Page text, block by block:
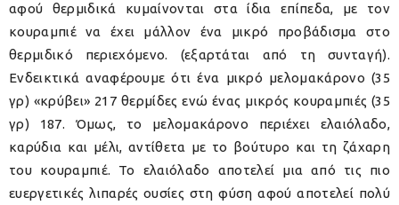
αφού θερμιδικά κυμαίνονται στα ίδια επίπεδα, με τον
κουραμπιέ να έχει μάλλον ένα μικρό προβάδισμα στο
θερμιδικό περιεχόμενο. (εξαρτάται από τη συνταγή).
Ενδεικτικά αναφέρουμε ότι ένα μικρό μελομακάρονο (35
γρ) «κρύβει» 217 θερμίδες ενώ ένας μικρός κουραμπιές (35
γρ) 187. Όμως, το μελομακάρονο περιέχει ελαιόλαδο,
καρύδια και μέλι, αντίθετα με το βούτυρο και τη ζάχαρη
του κουραμπιέ. Το ελαιόλαδο αποτελεί μια από τις πιο
ευεργετικές λιπαρές ουσίες στη φύση αφού αποτελεί πολύ